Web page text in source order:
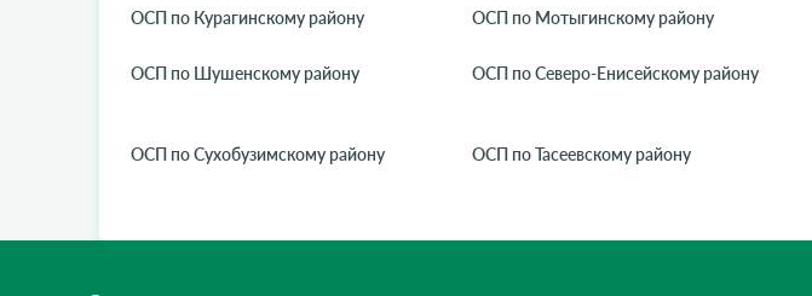
ОСП по Курагинскому району ОСП по Мотыгинскому району
ОСП по Шушенскому району ОСП по Северо-Енисейскому району
ОСП по Сухобузимскому району ОСП по Тасеевскому району